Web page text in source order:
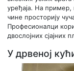
уређаја. На пример,
чине просторију
Професионалци
двослојних сјајних
У дрвеној